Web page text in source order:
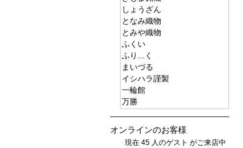
オンラインのお客様
現在 45 人のゲスト がご来店中